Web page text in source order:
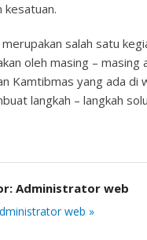
salah satu
oleh masing –
Kamtibmas yang ada
langkah – langkah
Administrator web
web »